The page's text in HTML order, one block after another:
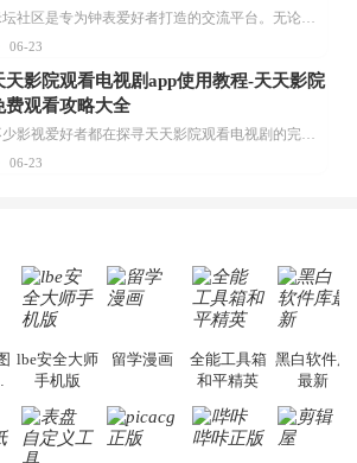
米坛社区是专为钟表爱好者打造的交流平台。无论你是初涉钟表领域的普通爱好者，还是拥有多年收藏经验的资深玩家，都能在此找到属于自己的天地。 无需注册，就能轻松参与其中。通过专业的讨论论坛与丰富的交互功能，你可与世界各地的钟表爱好者畅快交流。若你钟情于钟表，米坛社区无疑是值得一试的理想之选。在这里，你能获取最新的手表资讯，交流见解，提升鉴赏品味，让每一块手表都成为收藏故事中重要的一部分。感兴趣的朋友，不要错过下载机会。...
06-23
天影院观看电视剧app使用教程-天天影院
费观看攻略大全
不少影视爱好者都在探寻天天影院观看电视剧的完整方法，结合最新平台使用规则，本篇新手入门攻略全面讲解观看渠道、检索流程、播放设置以及画面模式调整等实用内容。全文适配手机、电脑等主流设备，步骤简洁易懂，无论是初次使用的新手，还是想要优化观影体验的用户，都能参照内容快速上手，熟练掌握平台各项操作技巧，轻松畅享影视内容。...
06-23
lbe安全大师
手机版
留学漫画
全能工具箱
和平精英
黑白软件库
最新